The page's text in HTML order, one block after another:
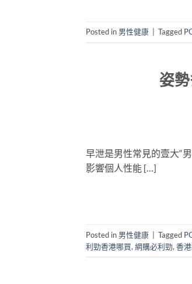
Posted in 男性健康 Tagged
姿
早泄是男性常見的壹大“
影響個人性能 […]
Posted in 男性健康 Tagged
利勁香港哪買, 網購必利勁, 香